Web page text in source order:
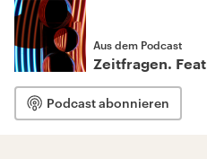
Aus dem Podcast
Zeitfragen.
Podcast abonnieren